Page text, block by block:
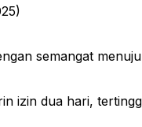
semangat
izin dua hari,